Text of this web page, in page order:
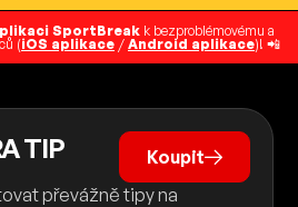
SportBreak k bezproblémovému a
(iOS aplikace / Android aplikace)! 📲
TIP
Koupit
převážně tipy na